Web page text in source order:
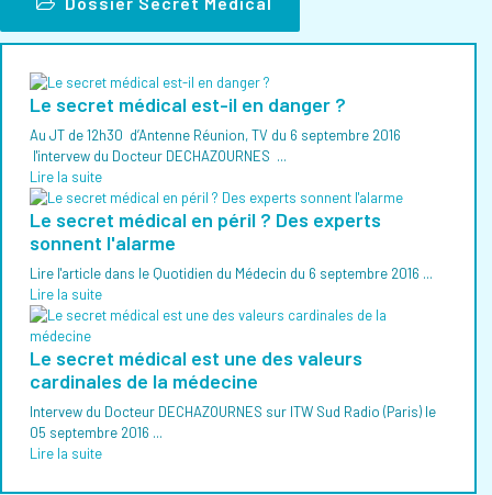
Le secret médical est-il en danger ?
Au JT de 12h30 d’Antenne Réunion, TV du 6 septembre 2016
l'intervew du Docteur DECHAZOURNES ...
Lire la suite
Le secret médical en péril ? Des experts
sonnent l'alarme
Lire l'article dans le Quotidien du Médecin du 6 septembre 2016 ...
Lire la suite
Le secret médical est une des valeurs
cardinales de la médecine
Intervew du Docteur DECHAZOURNES sur ITW Sud Radio (Paris) le
05 septembre 2016 ...
Lire la suite